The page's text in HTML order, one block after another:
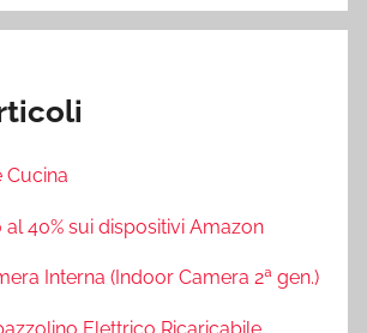
Cucina
al 40% sui dispositivi Amazon
Interna (Indoor Camera 2ª gen.)
Elettrico Ricaricabile